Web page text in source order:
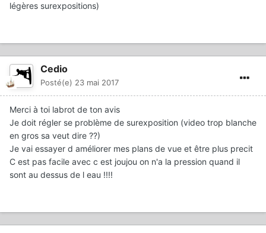
légères surexpositions)
Cedio
Posté(e) 23 mai 2017
Merci à toi labrot de ton avis
Je doit régler se problème de surexposition (video trop blanche
en gros sa veut dire ??)
Je vai essayer d améliorer mes plans de vue et être plus precit
C est pas facile avec c est joujou on n'a la pression quand il
sont au dessus de l eau !!!!